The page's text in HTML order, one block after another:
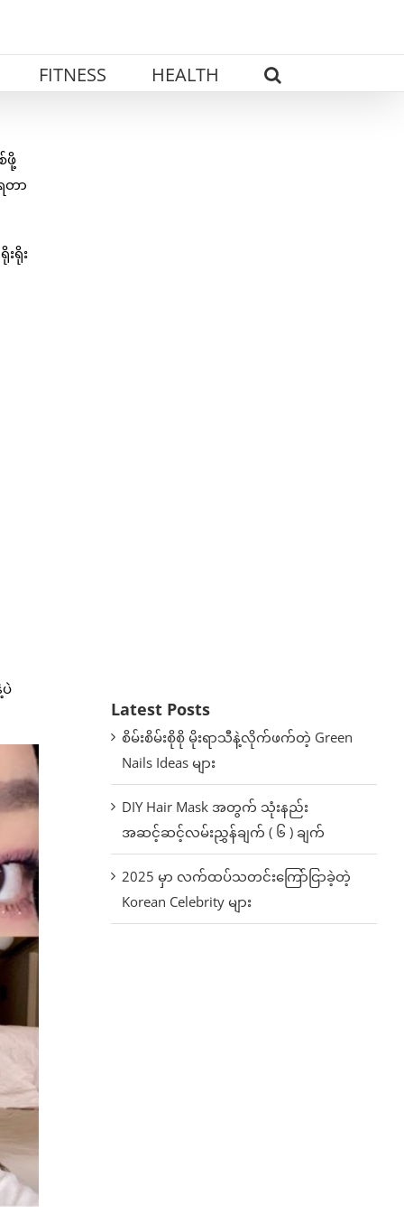
FITNESS HEALTH
ဖို့
တာ
ရိုး
Latest Posts
စိမ်းစိမ်းစိုစို မိုးရာသီနဲ့လိုက်ဖက်တဲ့ Green
Nails Ideas များ
DIY Hair Mask အတွက် သုံးနည်း
အဆင့်ဆင့်လမ်းညွှန်ချက် ( ၆ ) ချက်
2025 မှာ လက်ထပ်သတင်းကြော်ငြာခဲ့တဲ့
Korean Celebrity များ